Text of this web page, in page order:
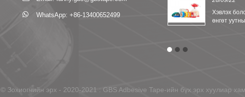
WhatsApp: +86-13400652499
Хэвлэх
өнгөт
© Зохиогчийн эрх - 2020-2021 : GBS Adbesive Tape-ийн бүх эрх хуулиар